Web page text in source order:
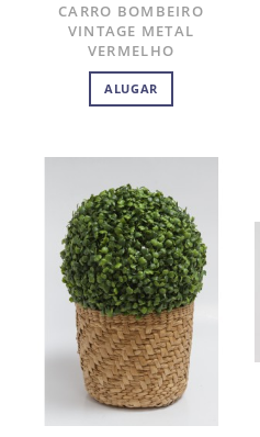
CARRO BOMBEIRO
VINTAGE METAL
VERMELHO
ALUGAR